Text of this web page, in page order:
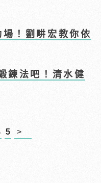
！劉畊宏教你依
鍊法吧！清水健
5 >